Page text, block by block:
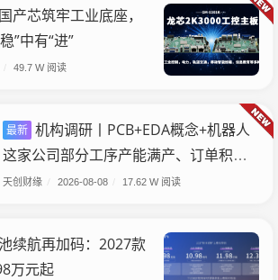
产芯筑牢工业底座，
”中有“进”
49.7 W 阅读
最新 机构调研丨PCB+EDA概念+机器人
这家公司部分工序产能满产、订单积压
光模块PCBA业务已进入量产阶段
天创财缘 2026-08-08 17.62 W 阅读
续航再加码：2027款
万元起